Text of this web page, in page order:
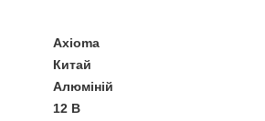
Axioma
Китай
Алюміній
12 В